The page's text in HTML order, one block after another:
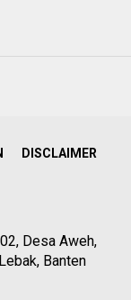
DISCLAIMER
Desa Aweh,
Banten